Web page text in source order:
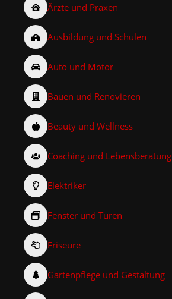
Ärzte und Praxen
Ausbildung und Schulen
Auto und Motor
Bauen und Renovieren
Beauty und Wellness
Coaching und Lebensberatung
Elektriker
Fenster und Türen
Friseure
Gartenpflege und Gestaltung